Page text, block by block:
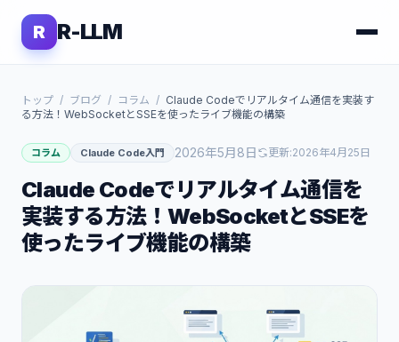
R R-LLM
トップ / ブログ / コラム / Claude Codeでリアルタイム通信を実装す
る方法！WebSocketとSSEを使ったライブ機能の構築
コラム Claude Code入門 2026年5月8日 更新:2026年4月25日
Claude Codeでリアルタイム通信を
実装する方法！WebSocketとSSEを
使ったライブ機能の構築